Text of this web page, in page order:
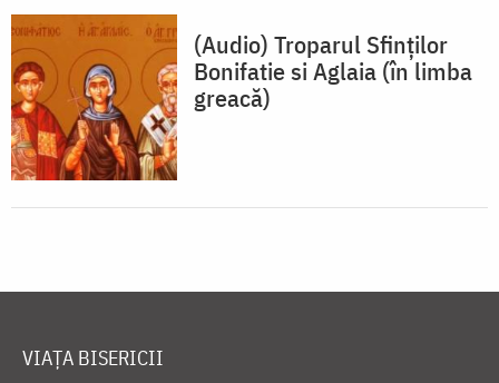
(Audio) Troparul Sfinților
Bonifatie si Aglaia (în limba
greacă)
VIAȚA BISERICII